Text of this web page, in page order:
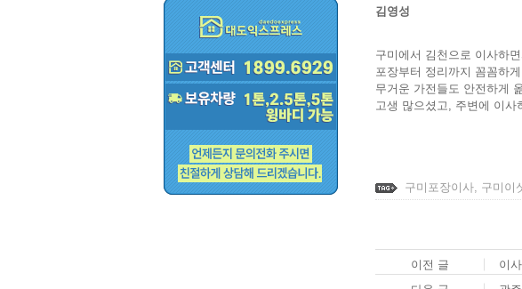
김영성
구미에서 김천으로 이사하
포장부터 정리까지 꼼꼼하
무거운 가전들도 안전하게
고생 많으셨고, 주변에 이
구미포장이사, 구미이
이전 글
이